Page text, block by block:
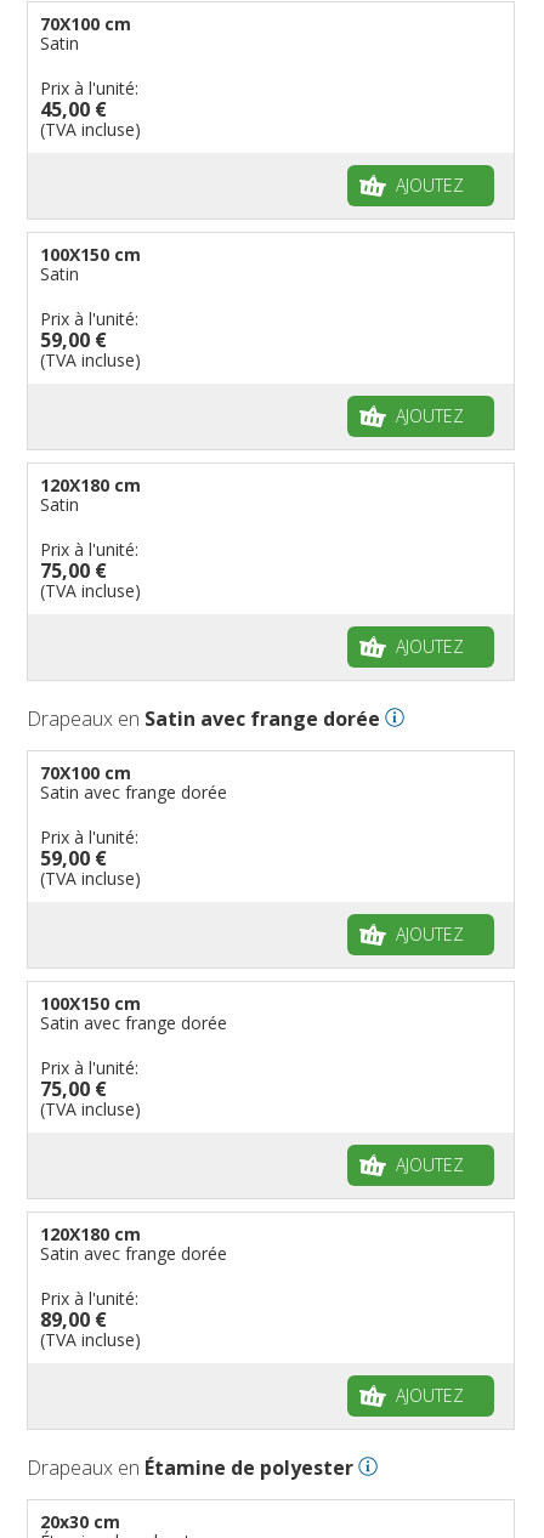
70X100 cm
Satin
Prix à l'unité:
45,00 €
(TVA incluse)
AJOUTEZ
100X150 cm
Satin
Prix à l'unité:
59,00 €
(TVA incluse)
AJOUTEZ
120X180 cm
Satin
Prix à l'unité:
75,00 €
(TVA incluse)
AJOUTEZ
Drapeaux en Satin avec frange dorée
70X100 cm
Satin avec frange dorée
Prix à l'unité:
59,00 €
(TVA incluse)
AJOUTEZ
100X150 cm
Satin avec frange dorée
Prix à l'unité:
75,00 €
(TVA incluse)
AJOUTEZ
120X180 cm
Satin avec frange dorée
Prix à l'unité:
89,00 €
(TVA incluse)
AJOUTEZ
Drapeaux en Étamine de polyester
20x30 cm